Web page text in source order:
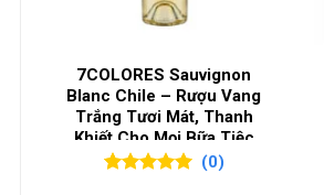
VÙNG LÀM RƯỢU
7COLORES Sauvignon
Blanc Chile – Rượu Vang
Trắng Tươi Mát, Thanh
Khiết Cho Mọi Bữa Tiệc
(0)